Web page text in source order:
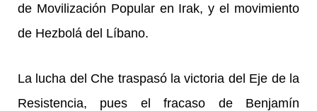
de Movilización Popular en Irak, y el movimiento
de Hezbolá del Líbano.
La lucha del Che traspasó la victoria del Eje de la
Resistencia, pues el fracaso de Benjamín